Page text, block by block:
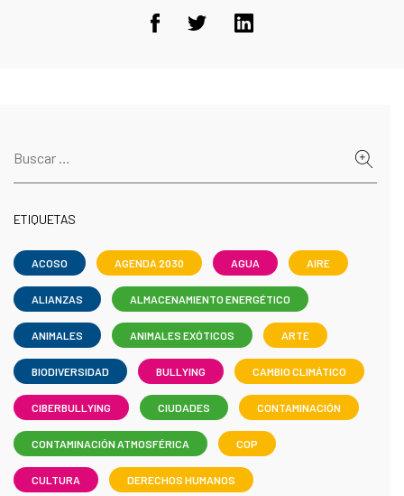
ETIQUETAS
ACOSO AGENDA 2030 AGUA AIRE
ALIANZAS ALMACENAMIENTO ENERGÉTICO
ANIMALES ANIMALES EXÓTICOS ARTE
BIODIVERSIDAD BULLYING CAMBIO CLIMÁTICO
CIBERBULLYING CIUDADES CONTAMINACIÓN
CONTAMINACIÓN ATMOSFÉRICA COP
CULTURA DERECHOS HUMANOS